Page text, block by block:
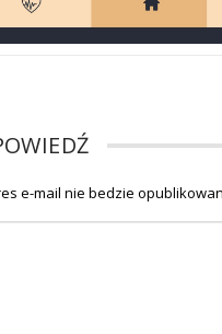
e-mail nie bedzie